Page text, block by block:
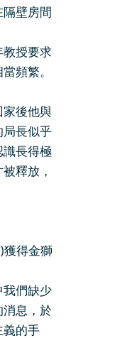
壁房間
教授要求
頻繁。
家後他與
局長似乎
識長得極
釋放，
獲得金獅
我們缺少
消息，於
義的手